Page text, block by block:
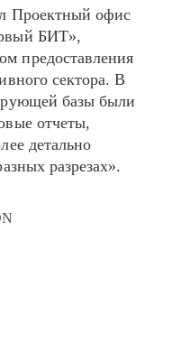
Проектный офис
БИТ»,
предоставления
сектора. В
базы были
отчеты,
детально
разрезах».